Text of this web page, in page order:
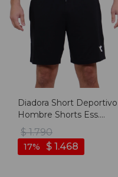
Diadora Short Deportivo
Hombre Shorts Ess.
Sports - Negro
$ 1.790
$ 1.468
17